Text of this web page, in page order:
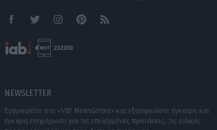
FacebookTwitter InstagramPinterestRSS feeds
NEWSLETTER
Εγγραφείτε στο «VIP Newsletter» και εξασφαλίστε έγκαιρη και
έγκυρη ενημέρωση για τις επιλεγμένες προτάσεις, τις ειδικές